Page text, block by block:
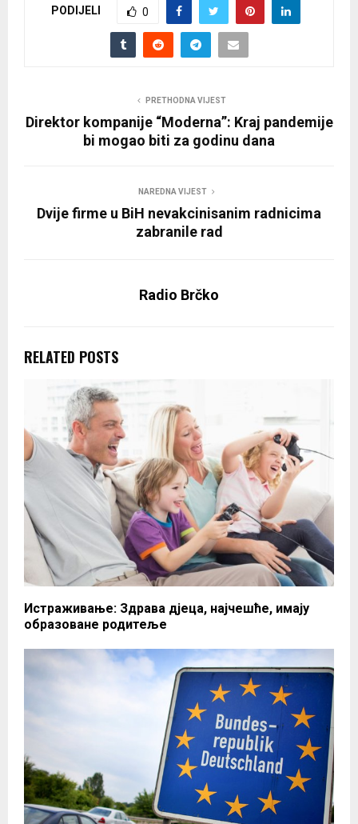
PODIJELI 0
PRETHODNA VIJEST
Direktor kompanije “Moderna”: Kraj pandemije
bi mogao biti za godinu dana
NAREDNA VIJEST
Dvije firme u BiH nevakcinisanim radnicima
zabranile rad
Radio Brčko
RELATED POSTS
Истраживање: Здрава дјеца, најчешће, имају
образоване родитеље